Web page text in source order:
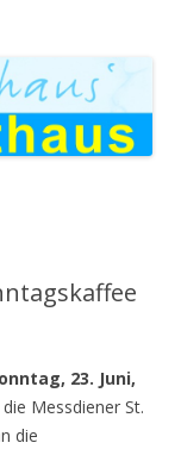
23. Juni,
Messdiener St.
die